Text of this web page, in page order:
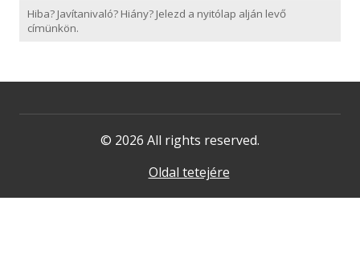
Hiba? Javítanivaló? Hiány? Jelezd a nyitólap alján levő
címünkön.
© 2026 All rights reserved.
Oldal tetejére